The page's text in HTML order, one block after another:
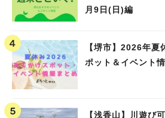
月9日(日)編
【堺市】2026年夏
ポット＆イベント
【浅香山】川遊び